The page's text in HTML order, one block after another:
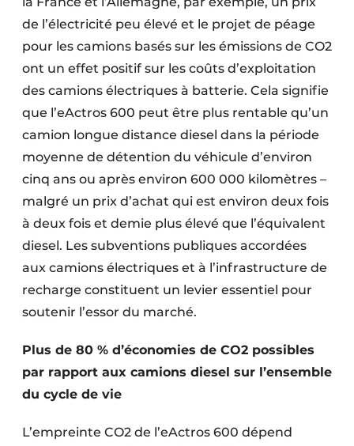
de l’électricité peu élevé et le projet de péage
pour les camions basés sur les émissions de CO2
ont un effet positif sur les coûts d’exploitation
des camions électriques à batterie. Cela signifie
que l’eActros 600 peut être plus rentable qu’un
camion longue distance diesel dans la période
moyenne de détention du véhicule d’environ
cinq ans ou après environ 600 000 kilomètres –
malgré un prix d’achat qui est environ deux fois
à deux fois et demie plus élevé que l’équivalent
diesel. Les subventions publiques accordées
aux camions électriques et à l’infrastructure de
recharge constituent un levier essentiel pour
soutenir l’essor du marché.
Plus de 80 % d’économies de CO2 possibles
par rapport aux camions diesel sur l’ensemble
du cycle de vie
L’empreinte CO2 de l’eActros 600 dépend